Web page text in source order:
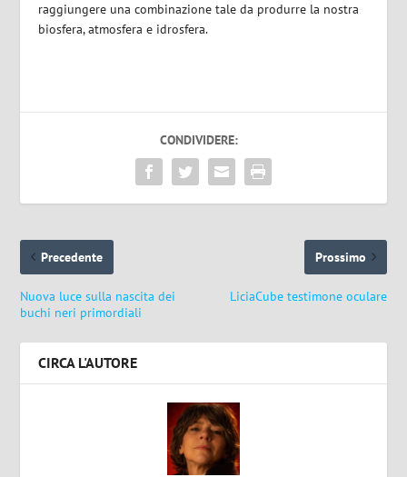
raggiungere una combinazione tale da produrre la nostra
biosfera, atmosfera e idrosfera.
CONDIVIDERE:
Precedente
Nuova luce sulla nascita dei
buchi neri primordiali
Prossimo
LiciaCube testimone oculare
CIRCA L'AUTORE